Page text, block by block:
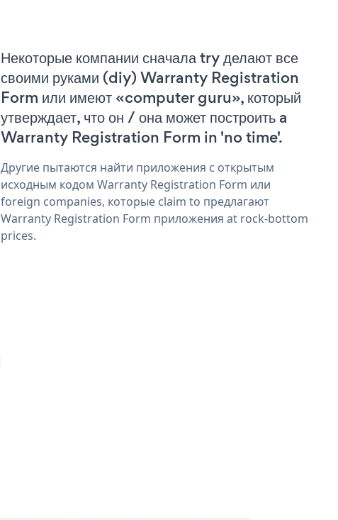
Некоторые компании сначала try делают все
своими руками (diy) Warranty Registration
Form или имеют «computer guru», который
утверждает, что он / она может построить a
Warranty Registration Form in 'no time'.
Другие пытаются найти приложения с открытым
исходным кодом Warranty Registration Form или
foreign companies, которые claim to предлагают
Warranty Registration Form приложения at rock-bottom
prices.